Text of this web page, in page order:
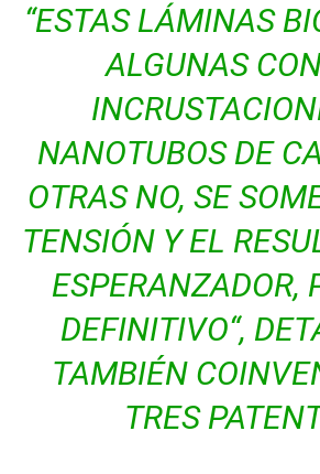
“ESTAS LÁMINAS
ALGUNAS
NANOTUBOS DE
OTRAS NO, SE
TENSIÓN Y EL
ESPERANZADOR,
DEFINITIVO“,
TAMBIÉN
TRES